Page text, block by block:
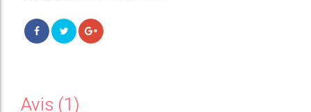
Avis (1)